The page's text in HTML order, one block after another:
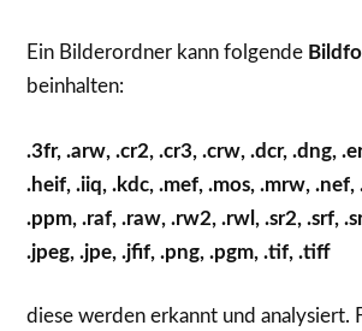
Ein Bilderordner kann folgende
beinhalten:
.3fr, .arw, .cr2, .cr3, .crw, .dcr, .dng,
.heif, .iiq, .kdc, .mef, .mos, .mrw,
.ppm, .raf, .raw, .rw2, .rwl, .sr2, .srf,
.jpeg, .jpe, .jfif, .png, .pgm, .tif, .tiff
diese werden erkannt und analysiert.